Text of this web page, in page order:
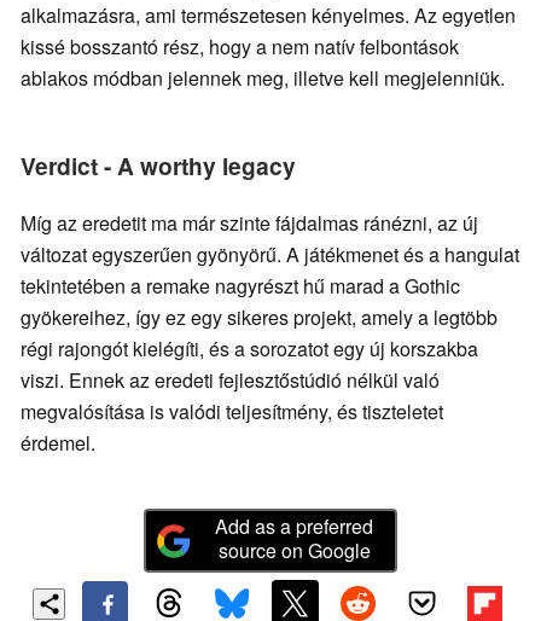
alkalmazásra, ami természetesen kényelmes. Az egyetlen
kissé bosszantó rész, hogy a nem natív felbontások
ablakos módban jelennek meg, illetve kell megjelenniük.
Verdict - A worthy legacy
Míg az eredetit ma már szinte fájdalmas ránézni, az új
változat egyszerűen gyönyörű. A játékmenet és a hangulat
tekintetében a remake nagyrészt hű marad a Gothic
gyökereihez, így ez egy sikeres projekt, amely a legtöbb
régi rajongót kielégíti, és a sorozatot egy új korszakba
viszi. Ennek az eredeti fejlesztőstúdió nélkül való
megvalósítása is valódi teljesítmény, és tiszteletet
érdemel.
Add as a preferred
source on Google